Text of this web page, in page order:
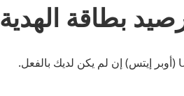
بطاقة الهدية